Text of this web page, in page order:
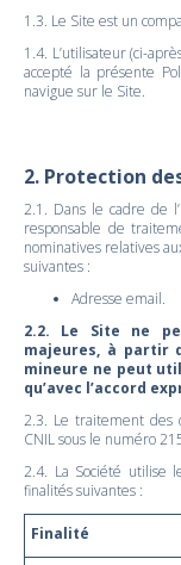
1.3. Le Site est un
1.4. L’utilisateur (ci-
accepté la présente
navigue sur le Site.
2. Protection
2.1. Dans le cadre de
responsable de
nominatives relatives
suivantes :
Adresse email.
2.2. Le Site ne
majeures, à partir
mineure ne peut
qu’avec l’accord
2.3. Le traitement des
CNIL sous le numéro
2.4. La Société utilise
finalités suivantes :
Finalité